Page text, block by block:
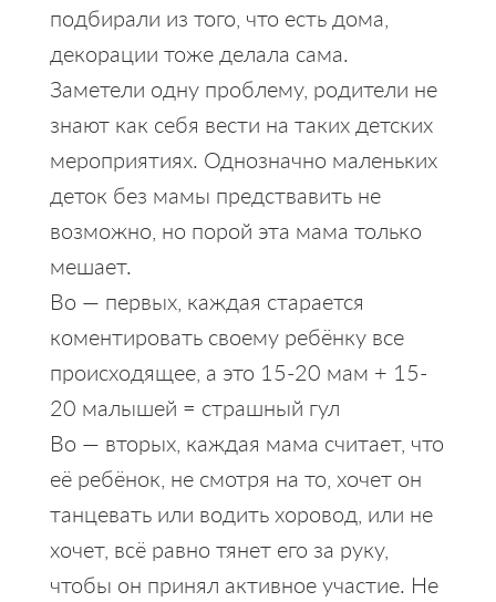
подбирали из того, что есть дома,
декорации тоже делала сама.
Заметели одну проблему, родители не
знают как себя вести на таких детских
мероприятиях. Однозначно маленьких
деток без мамы предствавить не
возможно, но порой эта мама только
мешает.
Во — первых, каждая старается
коментировать своему ребёнку все
происходящее, а это 15-20 мам + 15-
20 малышей = страшный гул
Во — вторых, каждая мама считает, что
её ребёнок, не смотря на то, хочет он
танцевать или водить хоровод, или не
хочет, всё равно тянет его за руку,
чтобы он принял активное участие. Не